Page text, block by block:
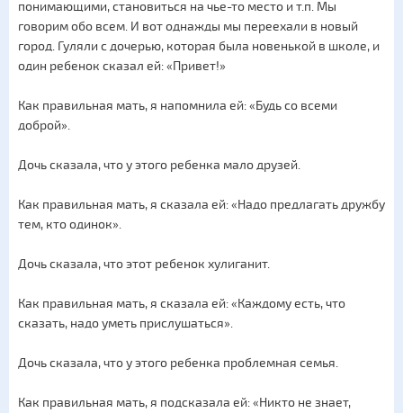
понимающими, становиться на чье-то место и т.п. Мы
говорим обо всем. И вот однажды мы переехали в новый
город. Гуляли с дочерью, которая была новенькой в школе, и
один ребенок сказал ей: «Привет!»
Как правильная мать, я напомнила ей: «Будь со всеми
доброй».
Дочь сказала, что у этого ребенка мало друзей.
Как правильная мать, я сказала ей: «Надо предлагать дружбу
тем, кто одинок».
Дочь сказала, что этот ребенок хулиганит.
Как правильная мать, я сказала ей: «Каждому есть, что
сказать, надо уметь прислушаться».
Дочь сказала, что у этого ребенка проблемная семья.
Как правильная мать, я подсказала ей: «Никто не знает,